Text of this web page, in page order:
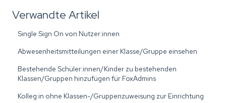
Verwandte Artikel
Single Sign On von Nutzer:innen
Abwesenheitsmitteilungen einer Klasse/Gruppe einsehen
Bestehende Schüler:innen/Kinder zu bestehenden
Klassen/Gruppen hinzufügen für FoxAdmins
Kolleg:in ohne Klassen-/Gruppenzuweisung zur Einrichtung